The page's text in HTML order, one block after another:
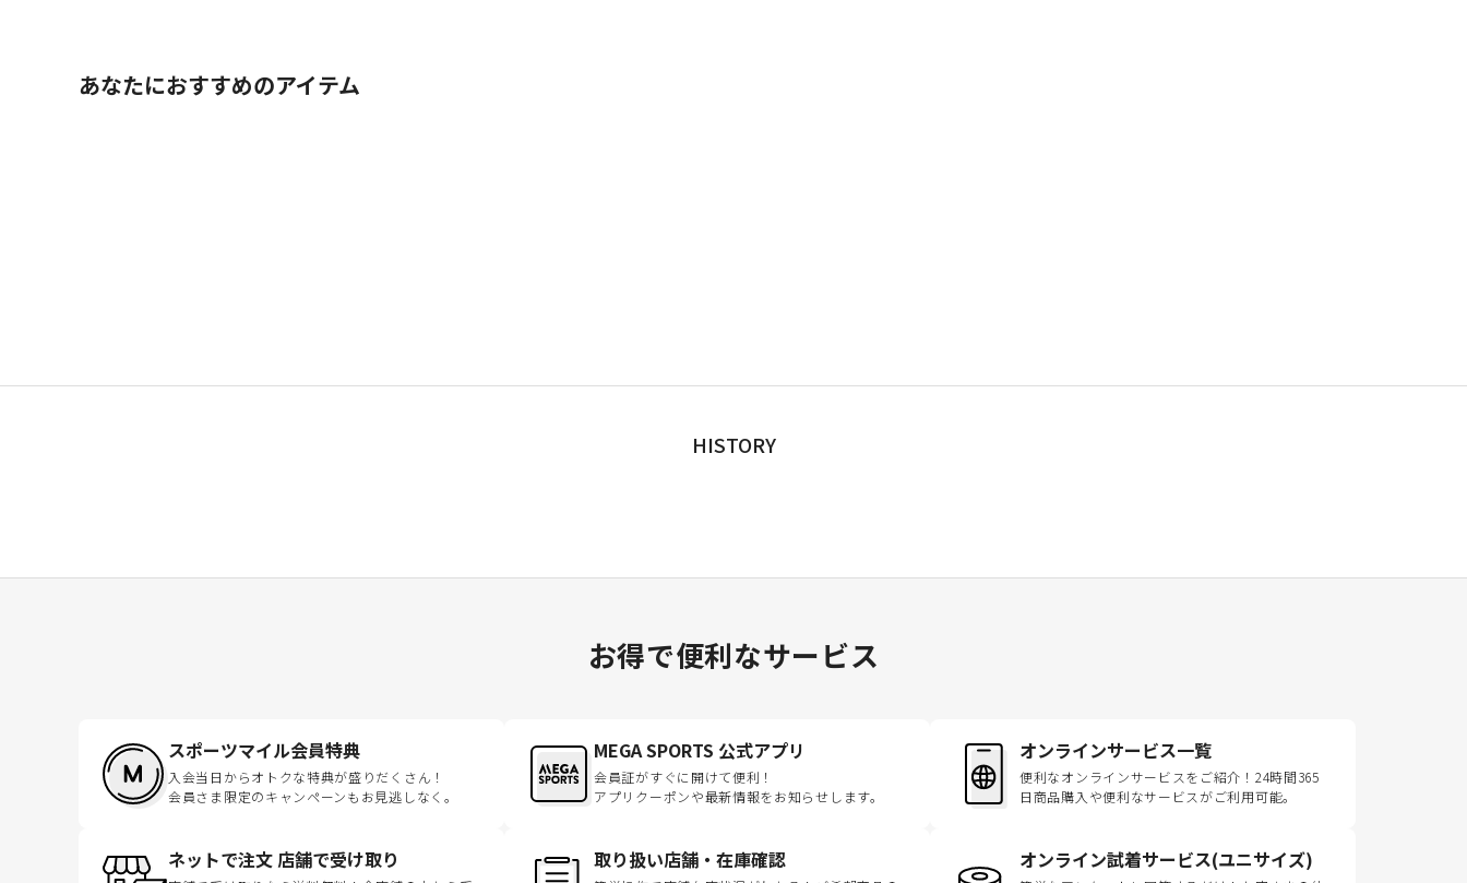
あなたにおすすめのアイテム
HISTORY
お得で便利なサービス
スポーツマイル会員特典
入会当日からオトクな特典が盛りだくさん！
会員さま限定のキャンペーンもお見逃しなく。
MEGA SPORTS 公式アプリ
会員証がすぐに開けて便利！
アプリクーポンや最新情報をお知らせします。
オンラインサービス一覧
便利なオンラインサービスをご紹介！24時間365
日商品購入や便利なサービスがご利用可能。
ネットで注文 店舗で受け取り 取り扱い店舗・在庫確認 オンライン試着サービス(ユニサイズ)